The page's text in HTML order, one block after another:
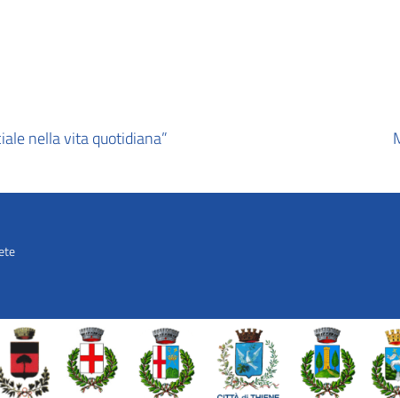
nella vita quotidiana”